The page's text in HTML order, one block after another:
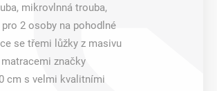
mikrovlnná trouba,
2 osoby na pohodlné
se třemi lůžky z masivu
značky
cm s velmi kvalitními